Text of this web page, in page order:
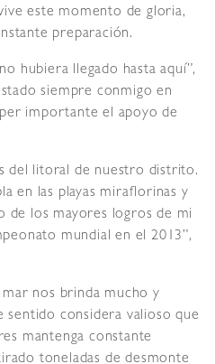
este momento de gloria,
preparación.
hubiera llegado hasta aquí”,
siempre conmigo en
importante el apoyo de
del litoral de nuestro distrito.
en las playas miraflorinas y
de los mayores logros de mi
mundial en el 2013”,
nos brinda mucho y
sentido considera valioso que
mantenga constante
toneladas de desmonte